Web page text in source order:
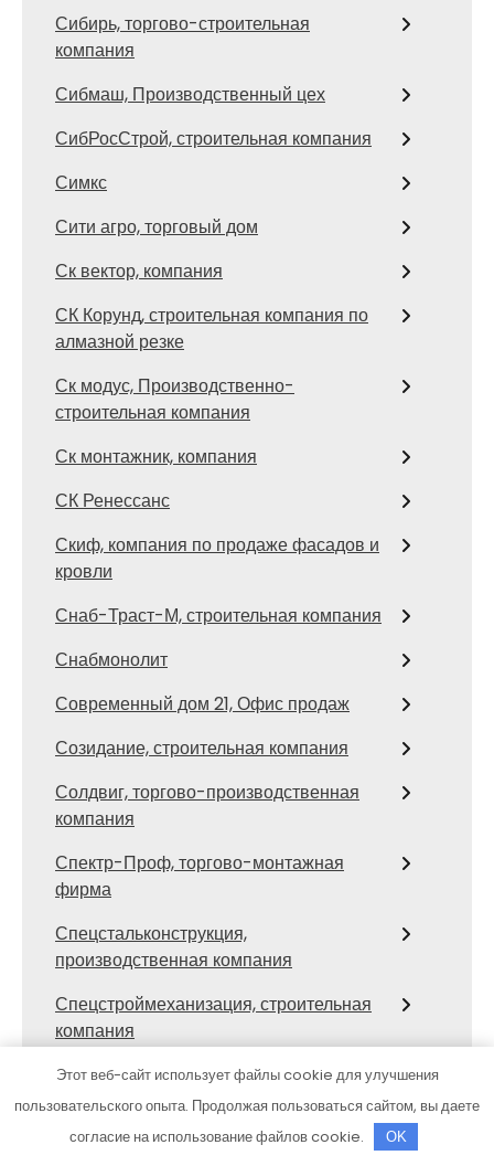
Сибирь, торгово-строительная
компания
Сибмаш, Производственный цех
СибРосСтрой, строительная компания
Симкс
Сити агро, торговый дом
Ск вектор, компания
СК Корунд, строительная компания по
алмазной резке
Ск модус, Производственно-
строительная компания
Ск монтажник, компания
СК Ренессанс
Скиф, компания по продаже фасадов и
кровли
Снаб-Траст-М, строительная компания
Снабмонолит
Современный дом 21, Офис продаж
Созидание, строительная компания
Солдвиг, торгово-производственная
компания
Спектр-Проф, торгово-монтажная
фирма
Спецстальконструкция,
производственная компания
Спецстроймеханизация, строительная
компания
Стальгрупп, строительная компания
Стальмет, производственная
строительно-монтажная компания
Этот веб-сайт использует файлы cookie для улучшения
пользовательского опыта. Продолжая пользоваться сайтом, вы даете
согласие на использование файлов cookie.
OK